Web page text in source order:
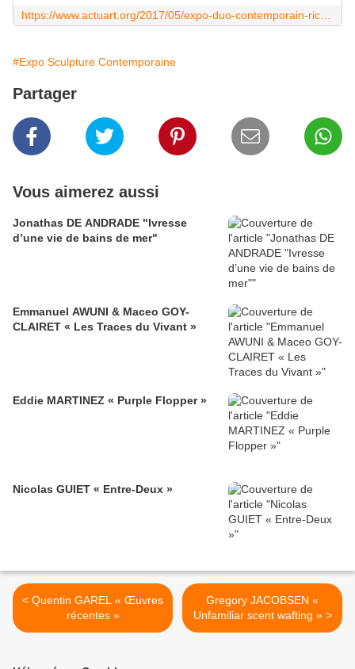
#Expo Sculpture Contemporaine
Partager
Vous aimerez aussi
Jonathas DE ANDRADE "Ivresse
d’une vie de bains de mer"
Emmanuel AWUNI & Maceo GOY-
CLAIRET « Les Traces du Vivant »
Eddie MARTINEZ « Purple Flopper »
Nicolas GUIET « Entre-Deux »
< Quentin GAREL « Œuvres
récentes »
Gregory JACOBSEN «
Unfamiliar scent wafting » >